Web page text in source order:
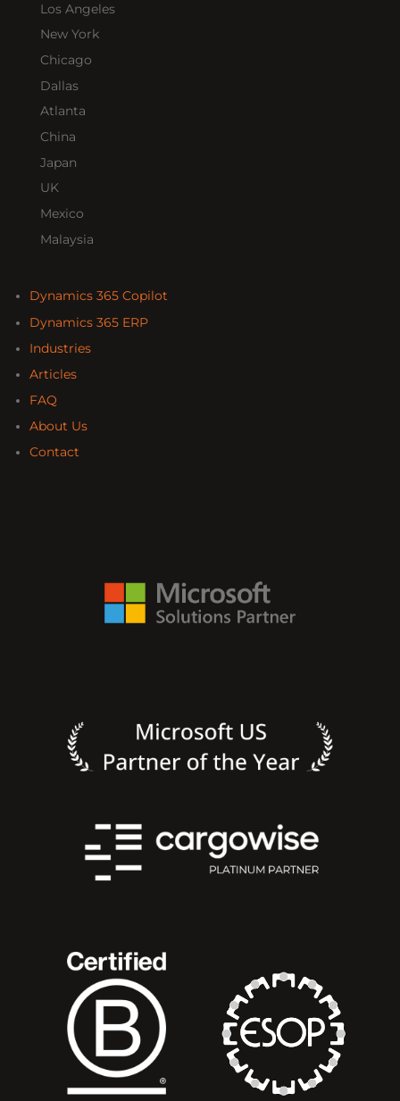
Los Angeles
New York
Chicago
Dallas
Atlanta
China
Japan
UK
Mexico
Malaysia
Dynamics 365 Copilot
Dynamics 365 ERP
Industries
Articles
FAQ
About Us
Contact